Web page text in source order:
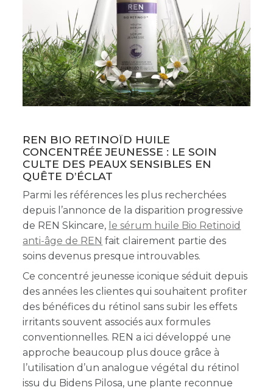
REN BIO RETINOÏD HUILE
CONCENTRÉE JEUNESSE : LE SOIN
CULTE DES PEAUX SENSIBLES EN
QUÊTE D’ÉCLAT
Parmi les références les plus recherchées
depuis l’annonce de la disparition progressive
de REN Skincare, le sérum huile Bio Retinoïd
anti-âge de REN fait clairement partie des
soins devenus presque introuvables.
Ce concentré jeunesse iconique séduit depuis
des années les clientes qui souhaitent profiter
des bénéfices du rétinol sans subir les effets
irritants souvent associés aux formules
conventionnelles. REN a ici développé une
approche beaucoup plus douce grâce à
l’utilisation d’un analogue végétal du rétinol
issu du Bidens Pilosa, une plante reconnue